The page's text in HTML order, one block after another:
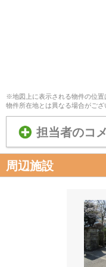
※地図上に表示される物件の位
物件所在地とは異なる場合がござ
担当者のコ
周辺施設